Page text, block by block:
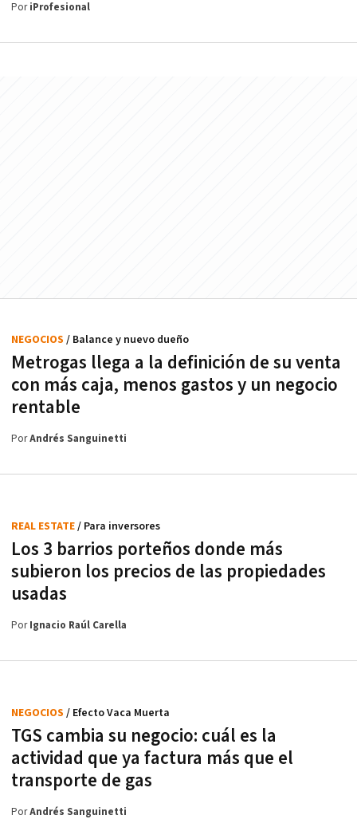
PoriProfesional
Metrogas llega a la definición de su venta
con más caja, menos gastos y un negocio
rentable
NEGOCIOS / Balance y nuevo dueño
PorAndrés Sanguinetti
Los 3 barrios porteños donde más
subieron los precios de las propiedades
usadas
REAL ESTATE/ Para inversores
PorIgnacio Raúl Carella
TGS cambia su negocio: cuál es la
actividad que ya factura más que el
transporte de gas
NEGOCIOS / Efecto Vaca Muerta
PorAndrés Sanguinetti